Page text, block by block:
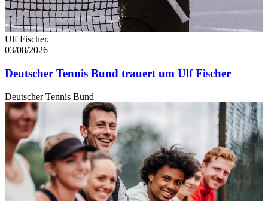
Ulf Fischer.
03/08/2026
Deutscher Tennis Bund trauert um Ulf Fischer
Deutscher Tennis Bund